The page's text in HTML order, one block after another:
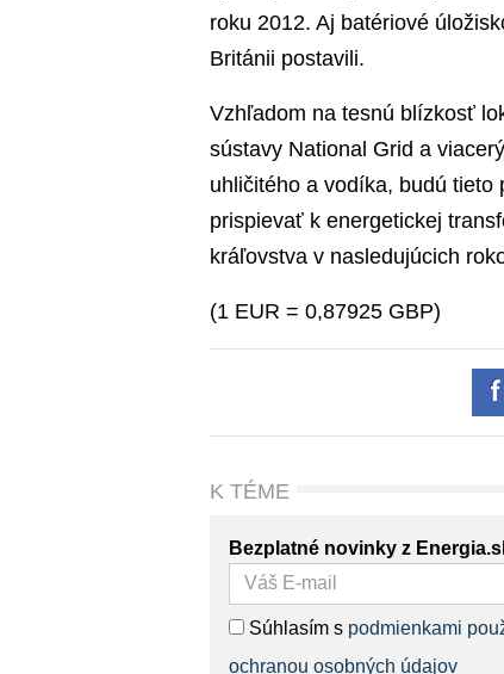
roku 2012. Aj batériové
Británii postavili.
Vzhľadom na tesnú blízkosť
sústavy National Grid a
uhličitého a vodíka, budú
prispievať k energetickej
kráľovstva v nasledujúcich
(1 EUR = 0,87925 GBP)
K TÉME
Bezplatné novinky z
Súhlasím s podmienkami
ochranou osobných údajov